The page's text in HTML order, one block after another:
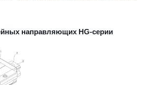
направляющих HG-серии